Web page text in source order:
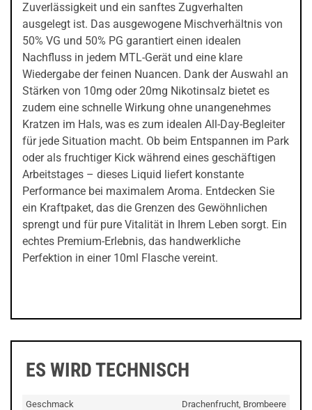
Zuverlässigkeit und ein sanftes Zugverhalten
ausgelegt ist. Das ausgewogene Mischverhältnis von
50% VG und 50% PG garantiert einen idealen
Nachfluss in jedem MTL-Gerät und eine klare
Wiedergabe der feinen Nuancen. Dank der Auswahl an
Stärken von 10mg oder 20mg Nikotinsalz bietet es
zudem eine schnelle Wirkung ohne unangenehmes
Kratzen im Hals, was es zum idealen All-Day-Begleiter
für jede Situation macht. Ob beim Entspannen im Park
oder als fruchtiger Kick während eines geschäftigen
Arbeitstages – dieses Liquid liefert konstante
Performance bei maximalem Aroma. Entdecken Sie
ein Kraftpaket, das die Grenzen des Gewöhnlichen
sprengt und für pure Vitalität in Ihrem Leben sorgt. Ein
echtes Premium-Erlebnis, das handwerkliche
Perfektion in einer 10ml Flasche vereint.
ES WIRD TECHNISCH
Geschmack
Drachenfrucht, Brombeere